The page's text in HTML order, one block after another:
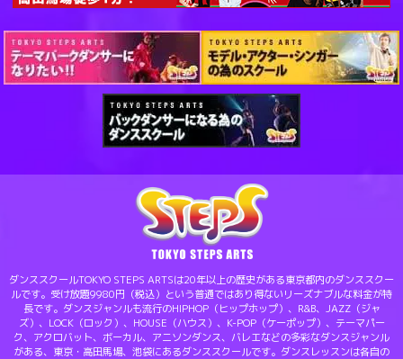
ダンススクールTOKYO STEPS ARTSは20年以上の歴史がある東京都内のダンススクー
ルです。受け放題9980円（税込）という普通ではあり得ないリーズナブルな料金が特
長です。ダンスジャンルも流行のHIPHOP（ヒップホップ）、R&B、JAZZ（ジャ
ズ）、LOCK（ロック）、HOUSE（ハウス）、K-POP（ケーポップ）、テーマパー
ク、アクロバット、ボーカル、アニソンダンス、バレエなどの多彩なダンスジャンル
がある、東京・高田馬場、池袋にあるダンススクールです。ダンスレッスンは各自の